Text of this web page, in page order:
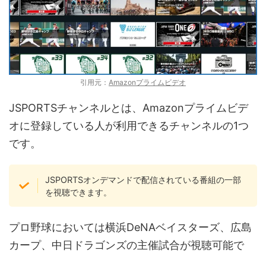
引用元： Amazonプライムビデオ
JSPORTSチャンネルとは、Amazonプライムビデ
オに登録している人が利用できるチャンネルの1つ
です。
JSPORTSオンデマンドで配信されている番組の一部
を視聴できます。
プロ野球においては横浜DeNAベイスターズ、広島
カープ、中日ドラゴンズの主催試合が視聴可能で